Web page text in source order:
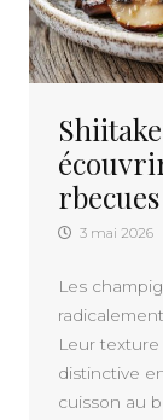
rbecues
3 mai 2026
Les
Leur
distinctive
cuisson au